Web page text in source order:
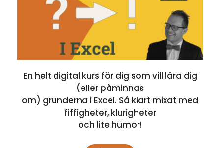
En helt digital kurs för dig som vill lära dig
(eller påminnas
om) grunderna i Excel. Så klart mixat med
fiffigheter, klurigheter
och lite humor!